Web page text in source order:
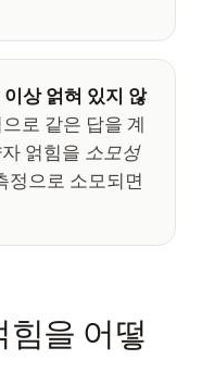
상 얽혀 있지 않
로 같은 답을 계
얽힘을 소모성
으로 소모되면
힘을 어떻